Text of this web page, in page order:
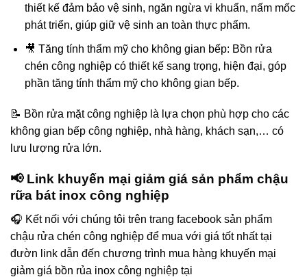
thiết kế đảm bảo vệ sinh, ngăn ngừa vi khuẩn, nấm mốc
phát triển, giúp giữ vệ sinh an toàn thực phẩm.
🎥 Tăng tính thẩm mỹ cho không gian bếp: Bồn rửa
chén công nghiệp có thiết kế sang trọng, hiện đại, góp
phần tăng tính thẩm mỹ cho không gian bếp.
📝 Bồn rửa mặt công nghiệp là lựa chọn phù hợp cho các
không gian bếp công nghiệp, nhà hàng, khách sạn,… có
lưu lượng rửa lớn.
📢 Link khuyến mại giảm giá sản phẩm chậu
rữa bát inox công nghiệp
🎧 Kết nối với chúng tôi trên trang facebook sản phẩm
chậu rửa chén công nghiệp để mua với giá tốt nhất tại
đườn link dẫn đến chương trình mua hàng khuyến mại
giảm giá bồn rủa inox công nghiệp tại